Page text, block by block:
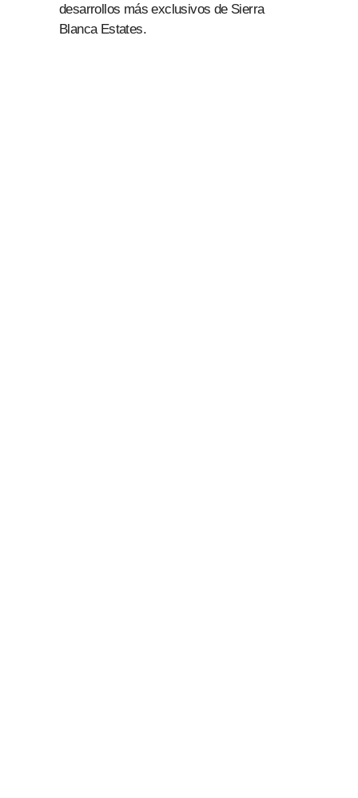
desarrollos más exclusivos de Sierra
Blanca Estates.